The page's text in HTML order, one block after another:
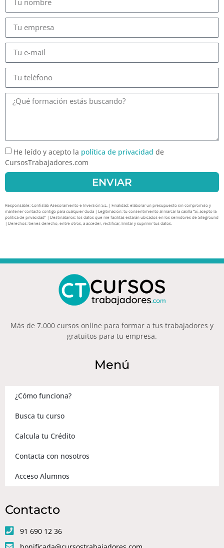
He leído y acepto la política de privacidad de
CursosTrabajadores.com
ENVIAR
Responsable: Confislab Asesoramiento e Inversión S.L. | Finalidad: elaborar un presupuesto sin compromiso y
mantener contacto contigo para cualquier duda | Legitimación: tu consentimiento al marcar la casilla “Sí, acepto la
política de privacidad” | Destinatarios: los datos que me facilitas estarán ubicados en los servidores de Siteground
| Derechos: tienes derecho, entre otros, a acceder, rectificar, limitar y suprimir tus datos.
Más de 7.000 cursos online para formar a tus trabajadores y
gratuitos para tu empresa.
Menú
¿Cómo funciona?
Busca tu curso
Calcula tu Crédito
Contacta con nosotros
Acceso Alumnos
Contacto
91 690 12 36